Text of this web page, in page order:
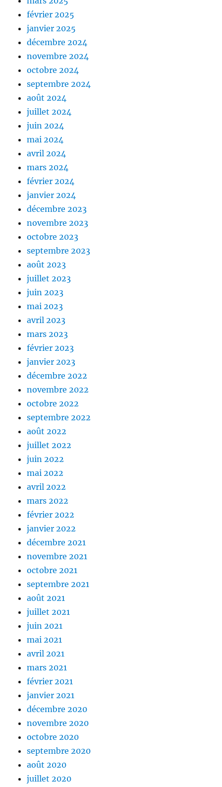
février 2025
janvier 2025
décembre 2024
novembre 2024
octobre 2024
septembre 2024
août 2024
juillet 2024
juin 2024
mai 2024
avril 2024
mars 2024
février 2024
janvier 2024
décembre 2023
novembre 2023
octobre 2023
septembre 2023
août 2023
juillet 2023
juin 2023
mai 2023
avril 2023
mars 2023
février 2023
janvier 2023
décembre 2022
novembre 2022
octobre 2022
septembre 2022
août 2022
juillet 2022
juin 2022
mai 2022
avril 2022
mars 2022
février 2022
janvier 2022
décembre 2021
novembre 2021
octobre 2021
septembre 2021
août 2021
juillet 2021
juin 2021
mai 2021
avril 2021
mars 2021
février 2021
janvier 2021
décembre 2020
novembre 2020
octobre 2020
septembre 2020
août 2020
juillet 2020